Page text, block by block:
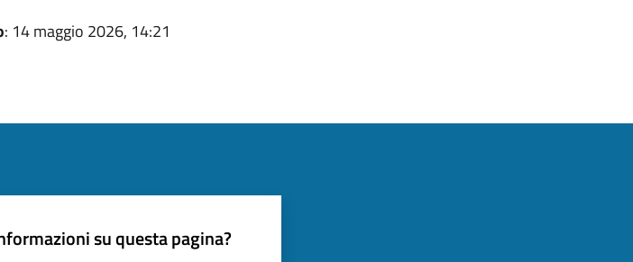
: 14 maggio 2026, 14:21
su questa pagina?